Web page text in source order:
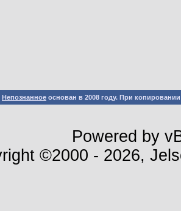
Непознанное основан в 2008 году. При
Powered by
©2000 - 2026,